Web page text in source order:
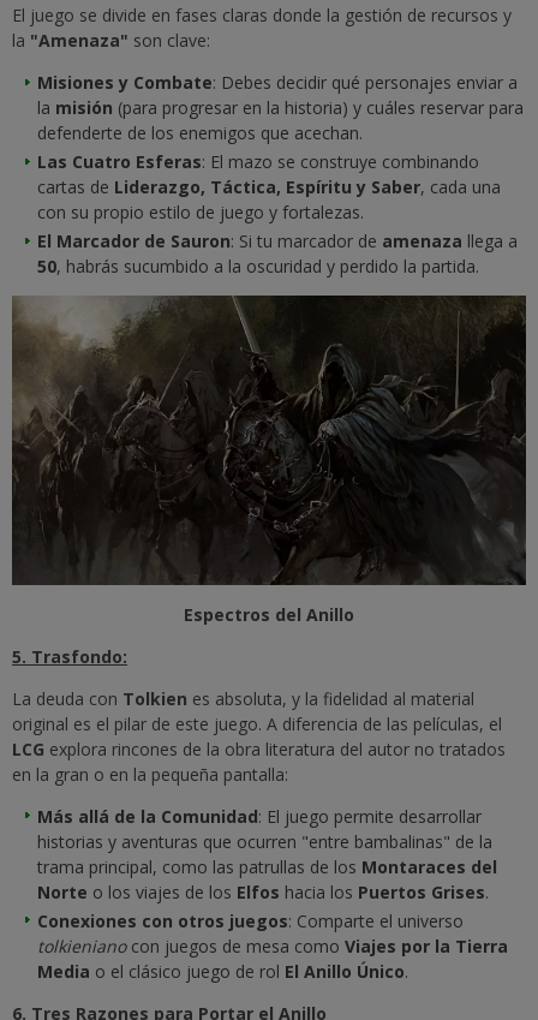
El juego se divide en fases claras donde la gestión de recursos y
la "Amenaza" son clave:
Misiones y Combate: Debes decidir qué personajes enviar a
la misión (para progresar en la historia) y cuáles reservar para
defenderte de los enemigos que acechan.
Las Cuatro Esferas: El mazo se construye combinando
cartas de Liderazgo, Táctica, Espíritu y Saber, cada una
con su propio estilo de juego y fortalezas.
El Marcador de Sauron: Si tu marcador de amenaza llega a
50, habrás sucumbido a la oscuridad y perdido la partida.
Espectros del Anillo
5. Trasfondo:
La deuda con Tolkien es absoluta, y la fidelidad al material
original es el pilar de este juego. A diferencia de las películas, el
LCG explora rincones de la obra literatura del autor no tratados
en la gran o en la pequeña pantalla:
Más allá de la Comunidad: El juego permite desarrollar
historias y aventuras que ocurren "entre bambalinas" de la
trama principal, como las patrullas de los Montaraces del
Norte o los viajes de los Elfos hacia los Puertos Grises.
Conexiones con otros juegos: Comparte el universo
tolkieniano con juegos de mesa como Viajes por la Tierra
Media o el clásico juego de rol El Anillo Único.
6. Tres Razones para Portar el Anillo